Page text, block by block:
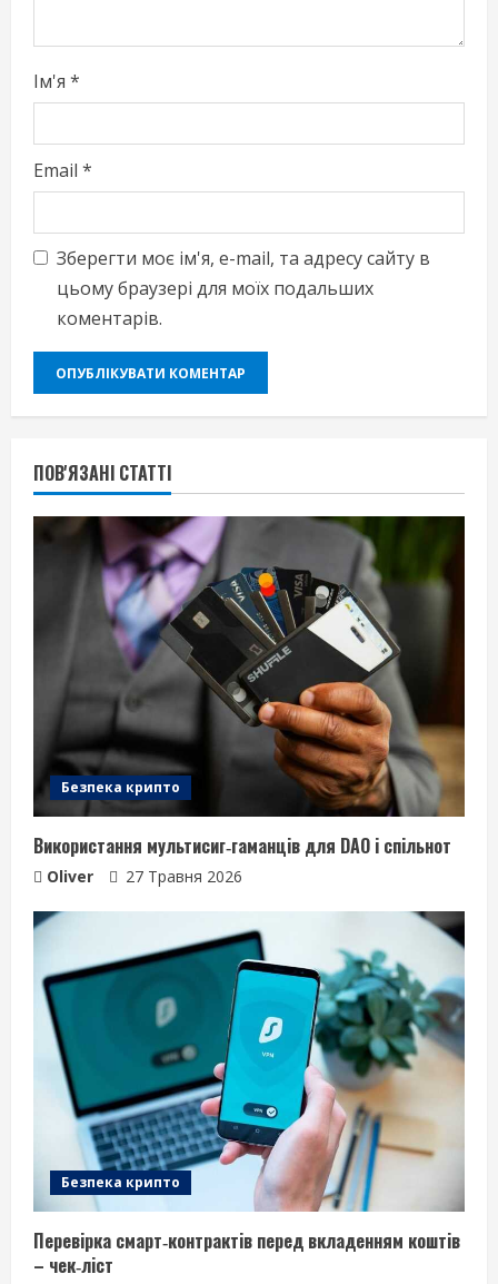
g
Ім'я *
Email *
Зберегти моє ім'я, e-mail, та адресу сайту в
цьому браузері для моїх подальших
коментарів.
ПОВ'ЯЗАНІ СТАТТІ
Безпека крипто
Використання мультисиг‑гаманців для DAO і спільнот
Oliver 27 Травня 2026
Безпека крипто
Перевірка смарт‑контрактів перед вкладенням коштів
– чек‑ліст